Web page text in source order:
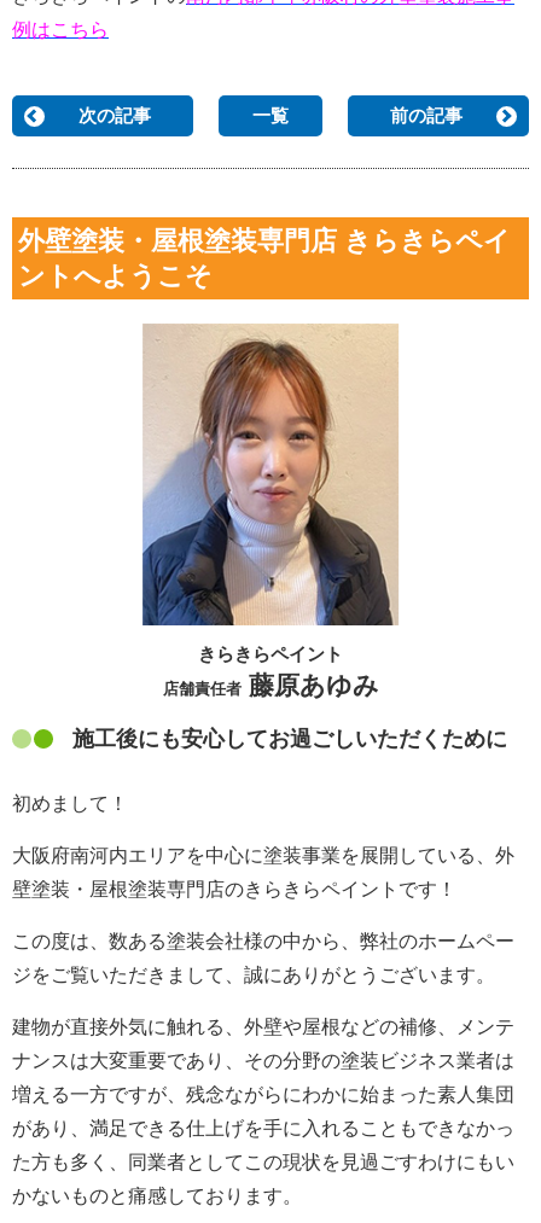
例はこちら
次の記事 一覧 前の記事
外壁塗装・屋根塗装専門店 きらきらペイ
ントへようこそ
きらきらペイント
店舗責任者藤原あゆみ
施工後にも安心してお過ごしいただくために
初めまして！
大阪府南河内エリアを中心に塗装事業を展開している、外
壁塗装・屋根塗装専門店のきらきらペイントです！
この度は、数ある塗装会社様の中から、弊社のホームペー
ジをご覧いただきまして、誠にありがとうございます。
建物が直接外気に触れる、外壁や屋根などの補修、メンテ
ナンスは大変重要であり、その分野の塗装ビジネス業者は
増える一方ですが、残念ながらにわかに始まった素人集団
があり、満足できる仕上げを手に入れることもできなかっ
た方も多く、同業者としてこの現状を見過ごすわけにもい
かないものと痛感しております。